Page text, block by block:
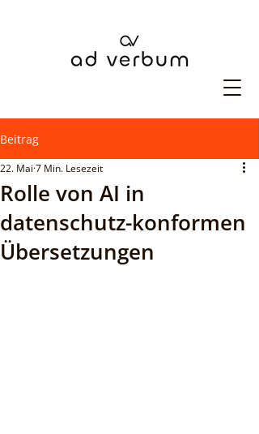
Beitrag
Rolle von AI in
datenschutz-konformen
Übersetzungen
22. Mai 7 Min. Lesezeit